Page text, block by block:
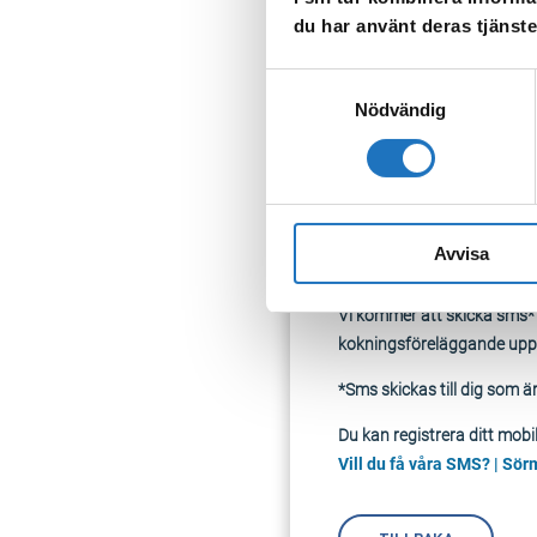
du har använt deras
Nödvändig
Avvisa
Allt vatten som ska
Kokningsföreläggandet
Läs mer om vad
Vi kommer att skicka
kokningsföreläggande
*Sms skickas till dig som
Du kan registrera ditt
Vill du få våra SMS? |